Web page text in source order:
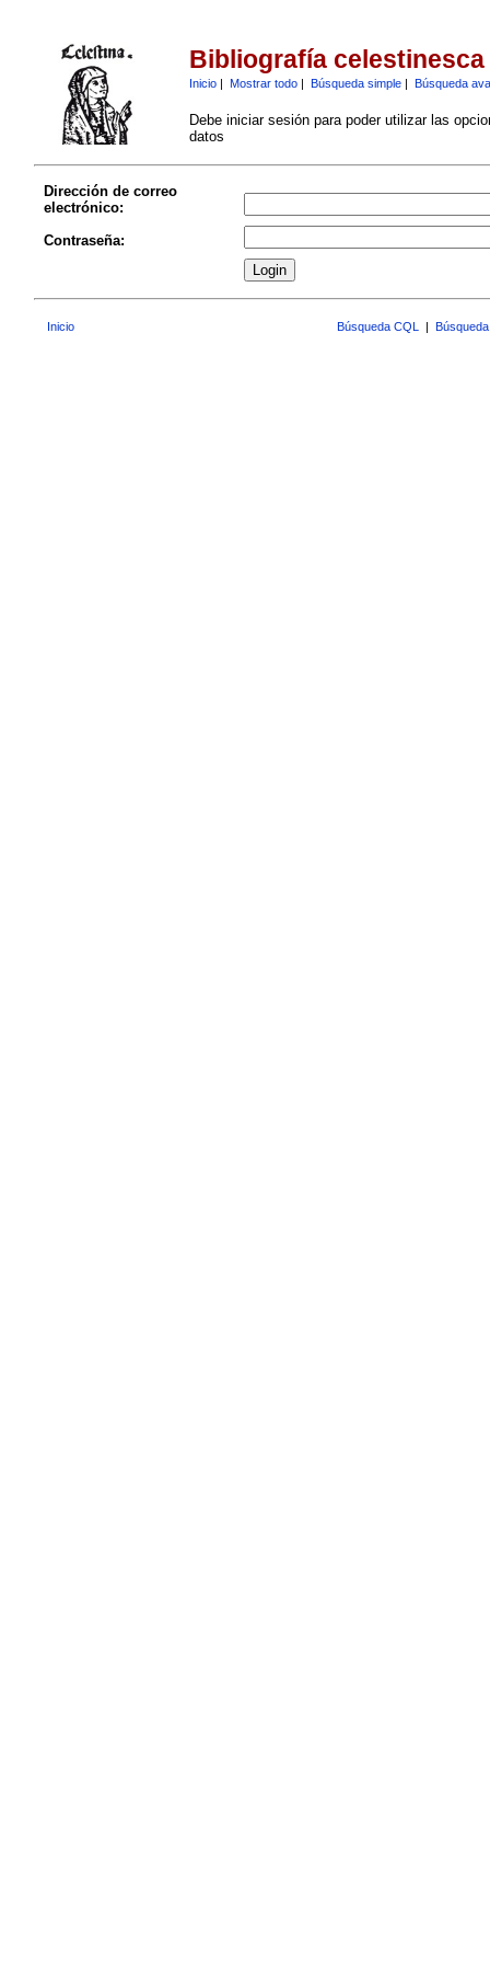
Bibliografía celestinesca
Inicio| Mostrar todo| Búsqueda simple| Búsqueda
Debe iniciar sesión para poder utilizar las
datos
Dirección de correo
electrónico:
Contraseña:
Inicio Búsqueda CQL |